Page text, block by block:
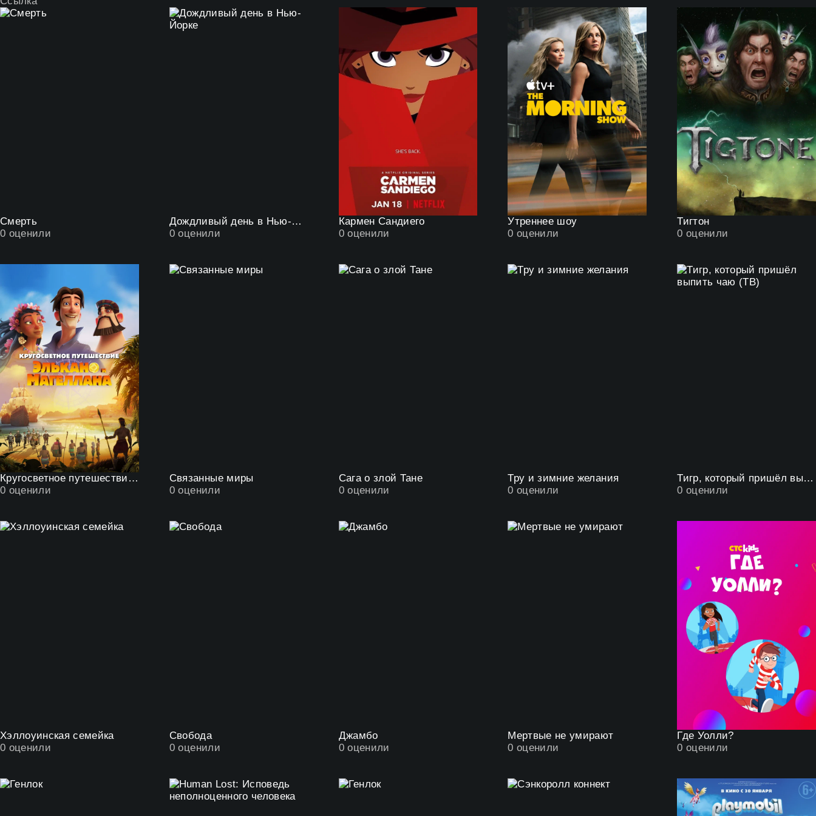
Смерть
0 оценили
Дождливый день в Нью-Йорке
0 оценили
Кармен Сандиего
0оценили
Утреннее шоу
0 оценили
Тигтон
0 оценили
Кругосветное путешествие Элькано и Магеллана
0 оценили
Связанные миры
0 оценили
Сага о злой Тане
0оценили
Тру и зимние желания
0 оценили
Тигр, который пришёл выпить чаю (ТВ)
0 оценили
Хэллоуинская семейка
0 оценили
Свобода
0 оценили
Джамбо
0оценили
Мертвые не умирают
0 оценили
Где Уолли?
0 оценили